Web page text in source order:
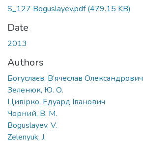
S_127 Boguslayev.pdf(479.15 KB)
Date
2013
Authors
Богуслаєв, В’ячеслав Олександрович
Зеленюк, Ю. О.
Цивірко, Едуард Іванович
Чорний, В. М.
Boguslayev, V.
Zelenyuk, J.